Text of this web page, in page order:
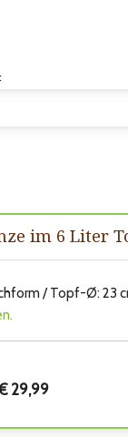
im 6 Liter
/ Topf-Ø: 23
29,99